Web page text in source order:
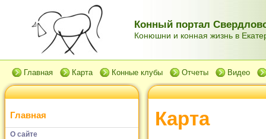
Конный портал
Конюшни и конная жизнь в
Главная Карта Конные клубы Отчеты Видео
Главная
О сайте
Карта